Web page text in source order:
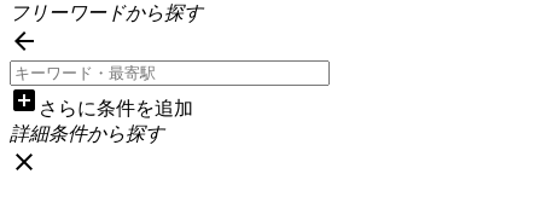
フリーワードから探す

add_box さらに条件を追加
詳細条件から探す
close